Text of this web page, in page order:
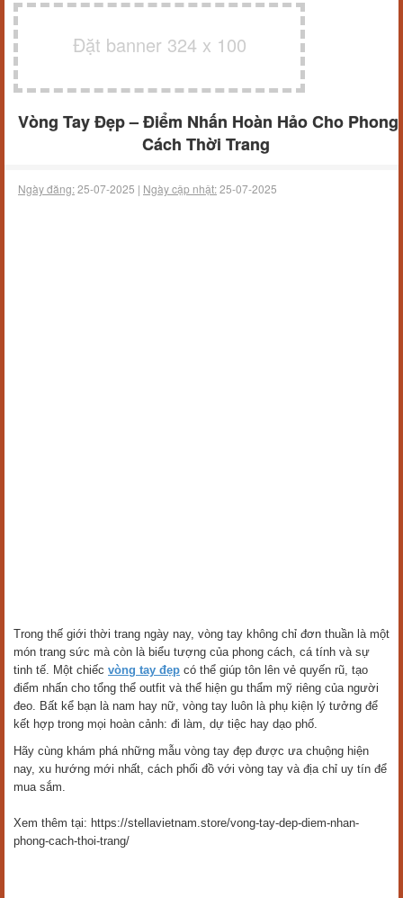
Đặt banner 324 x 100
Vòng Tay Đẹp – Điểm Nhấn Hoàn Hảo Cho Phong
Cách Thời Trang
Ngày đăng:25-07-2025 | Ngày cập nhật:25-07-2025
Trong thế giới thời trang ngày nay, vòng tay không chỉ đơn thuần là một
món trang sức mà còn là biểu tượng của phong cách, cá tính và sự
tinh tế. Một chiếc vòng tay đẹp có thể giúp tôn lên vẻ quyến rũ, tạo
điểm nhấn cho tổng thể outfit và thể hiện gu thẩm mỹ riêng của người
đeo. Bất kể bạn là nam hay nữ, vòng tay luôn là phụ kiện lý tưởng để
kết hợp trong mọi hoàn cảnh: đi làm, dự tiệc hay dạo phố.
Hãy cùng khám phá những mẫu vòng tay đẹp được ưa chuộng hiện
nay, xu hướng mới nhất, cách phối đồ với vòng tay và địa chỉ uy tín để
mua sắm.
Xem thêm tại: https://stellavietnam.store/vong-tay-dep-diem-nhan-
phong-cach-thoi-trang/